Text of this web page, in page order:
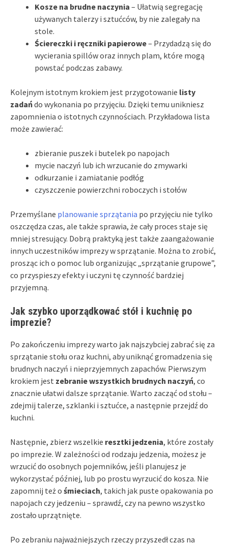
Kosze na brudne naczynia – Ułatwią segregację
używanych talerzy i sztućców, by nie zalegały na
stole.
Ściereczki i ręczniki papierowe– Przydadzą się do
wycierania spillów oraz innych plam, które mogą
powstać podczas zabawy.
Kolejnym istotnym krokiem jest przygotowanie listy
zadańdo wykonania po przyjęciu. Dzięki temu unikniesz
zapomnienia o istotnych czynnościach. Przykładowa lista
może zawierać:
zbieranie puszek i butelek po napojach
mycie naczyń lub ich wrzucanie do zmywarki
odkurzanie i zamiatanie podłóg
czyszczenie powierzchni roboczych i stołów
Przemyślane planowanie sprzątania po przyjęciu nie tylko
oszczędza czas, ale także sprawia, że cały proces staje się
mniej stresujący. Dobrą praktyką jest także zaangażowanie
innych uczestników imprezy w sprzątanie. Można to zrobić,
prosząc ich o pomoc lub organizując „sprzątanie grupowe”,
co przyspieszy efekty i uczyni tę czynność bardziej
przyjemną.
Jak szybko uporządkować stół i kuchnię po
imprezie?
Po zakończeniu imprezy warto jak najszybciej zabrać się za
sprzątanie stołu oraz kuchni, aby uniknąć gromadzenia się
brudnych naczyń i nieprzyjemnych zapachów. Pierwszym
krokiem jest zebranie wszystkich brudnych naczyń, co
znacznie ułatwi dalsze sprzątanie. Warto zacząć od stołu –
zdejmij talerze, szklanki i sztućce, a następnie przejdź do
kuchni.
Następnie, zbierz wszelkie resztki jedzenia, które zostały
po imprezie. W zależności od rodzaju jedzenia, możesz je
wrzucić do osobnych pojemników, jeśli planujesz je
wykorzystać później, lub po prostu wyrzucić do kosza. Nie
zapomnij też o śmieciach, takich jak puste opakowania po
napojach czy jedzeniu – sprawdź, czy na pewno wszystko
zostało uprzątnięte.
Po zebraniu najważniejszych rzeczy przyszedł czas na